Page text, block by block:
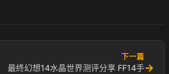
下一篇
最终幻想14水晶世界测评分享 FF14手→